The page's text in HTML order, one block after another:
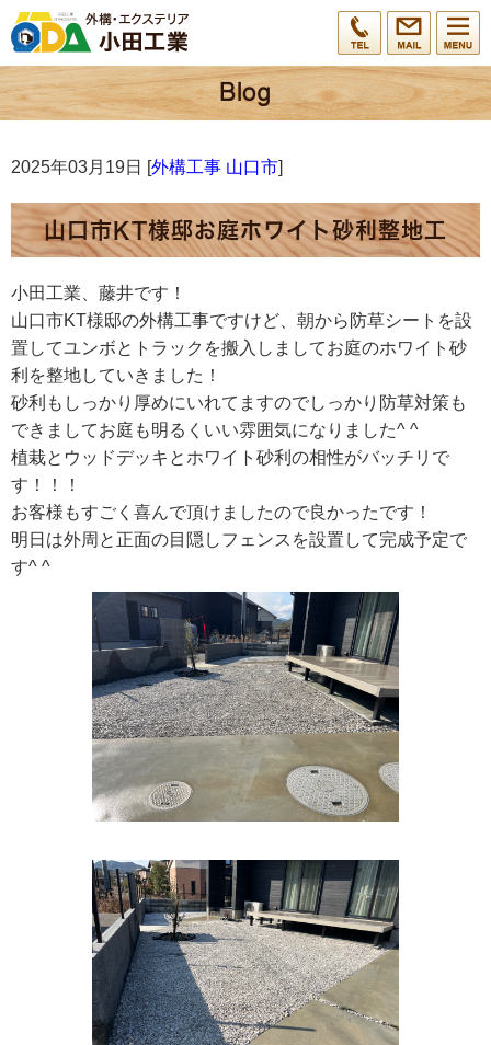
2025年03月19日 [外構工事 山口市]
山口市KT様邸お庭ホワイト砂利整地工
小田工業、藤井です！
山口市KT様邸の外構工事ですけど、朝から防草シートを設
置してユンボとトラックを搬入しましてお庭のホワイト砂
利を整地していきました！
砂利もしっかり厚めにいれてますのでしっかり防草対策も
できましてお庭も明るくいい雰囲気になりました^ ^
植栽とウッドデッキとホワイト砂利の相性がバッチリで
す！！！
お客様もすごく喜んで頂けましたので良かったです！
明日は外周と正面の目隠しフェンスを設置して完成予定で
す^ ^